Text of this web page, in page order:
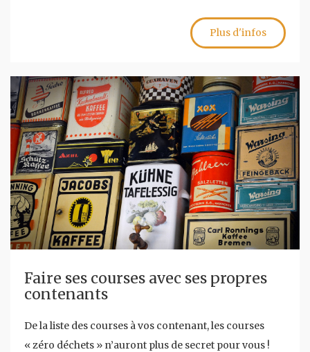
Plus d'infos
Faire ses courses avec ses propres
contenants
De la liste des courses à vos contenant, les courses
« zéro déchets » n’auront plus de secret pour vous !